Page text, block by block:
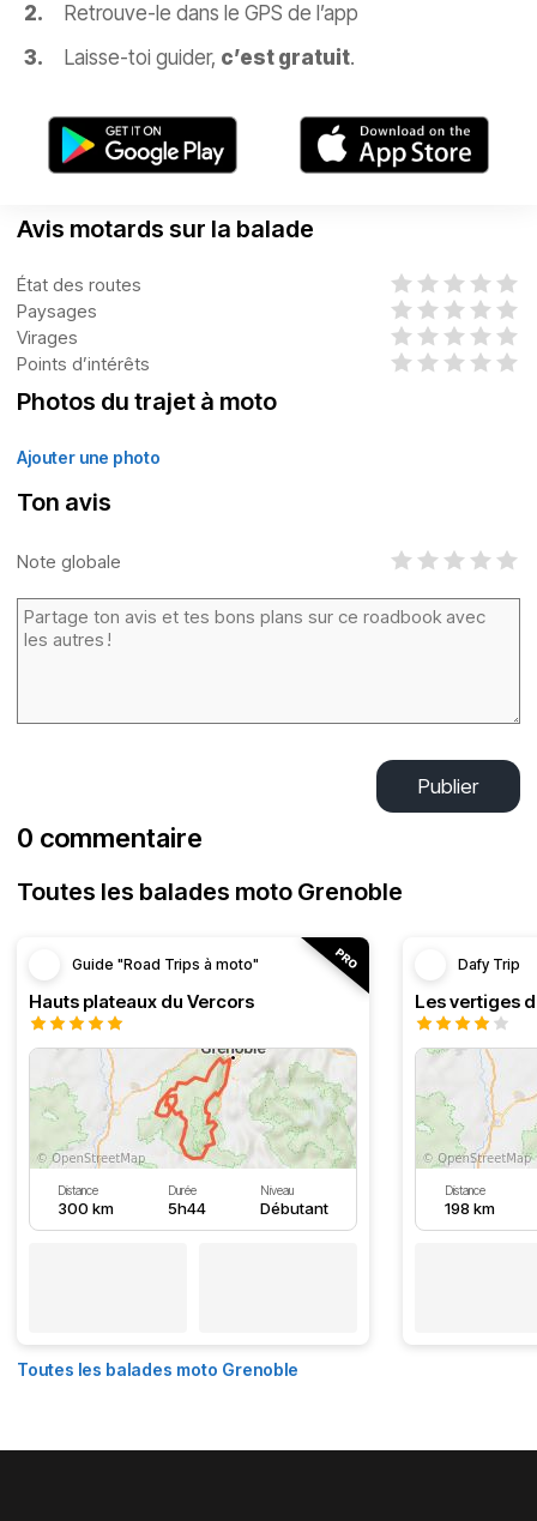
Retrouve-le dans le GPS de l’app
Laisse-toi guider, c’est gratuit.
Avis motards sur la balade
État des routes
Paysages
Virages
Points d’intérêts
Photos du trajet à moto
Ajouter une photo
Ton avis
Note globale
Publier
0 commentaire
Toutes les balades moto Grenoble
Guide "Road Trips à moto"
Hauts plateaux du Vercors
Distance
300 km
Durée
5h44
Niveau
Débutant
Dafy Trip
Les vertiges
Distance
198 km
Toutes les balades moto Grenoble